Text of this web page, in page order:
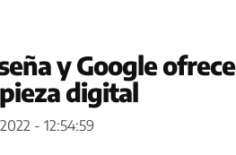
y Google ofrece
digital
- 12:54:59